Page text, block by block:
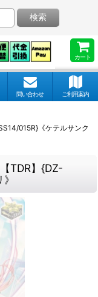
カート
検索
問い合わせ ご利用案内
015R}《ケテルサンク
TDR】{DZ-